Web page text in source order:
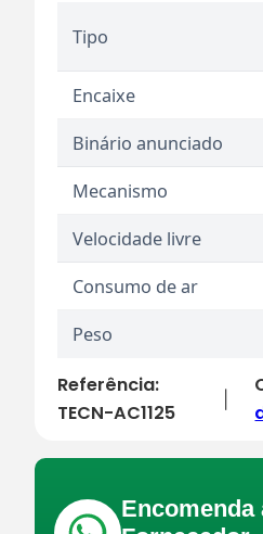
Tipo
Encaixe
Binário anunciado
Mecanismo
Velocidade livre
Consumo de ar
Peso
Referência:
TECN-AC1125
Encomenda